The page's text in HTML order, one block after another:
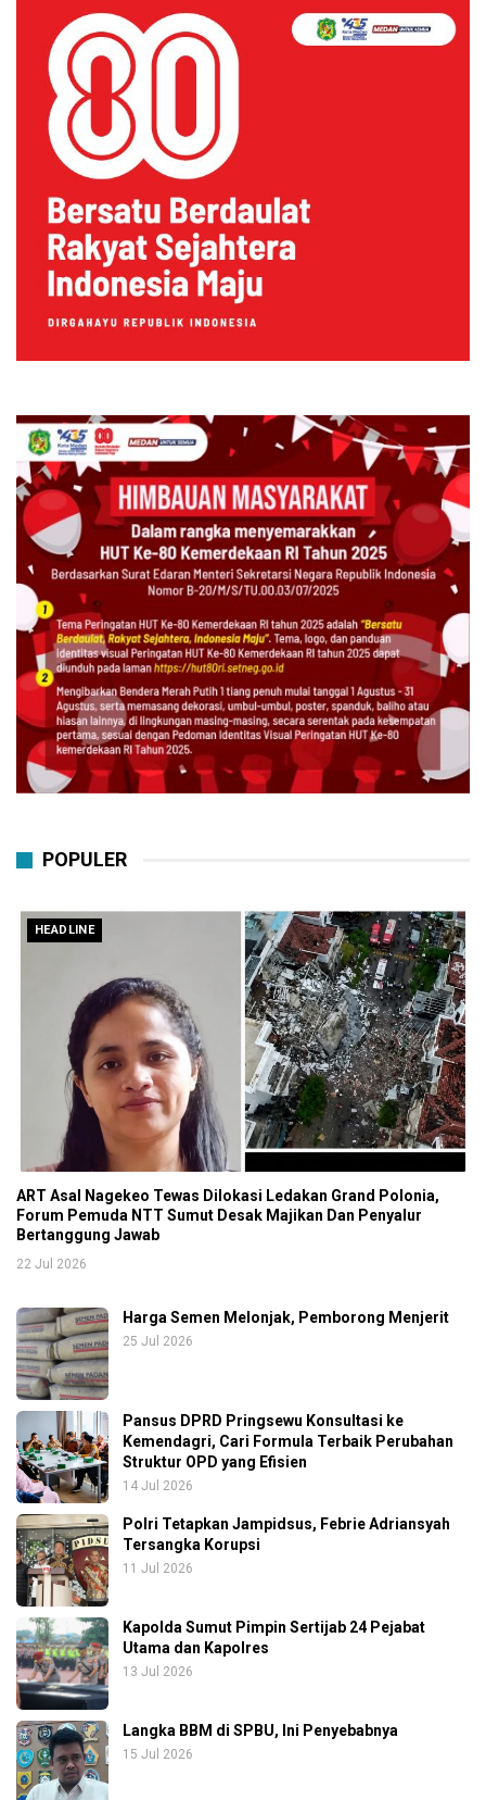
POPULER
HEADLINE
ART Asal Nagekeo Tewas Dilokasi Ledakan Grand Polonia,
Forum Pemuda NTT Sumut Desak Majikan Dan Penyalur
Bertanggung Jawab
22 Jul 2026
Harga Semen Melonjak, Pemborong Menjerit
25 Jul 2026
Pansus DPRD Pringsewu Konsultasi ke
Kemendagri, Cari Formula Terbaik Perubahan
Struktur OPD yang Efisien
14 Jul 2026
Polri Tetapkan Jampidsus, Febrie Adriansyah
Tersangka Korupsi
11 Jul 2026
Kapolda Sumut Pimpin Sertijab 24 Pejabat
Utama dan Kapolres
13 Jul 2026
Langka BBM di SPBU, Ini Penyebabnya
15 Jul 2026